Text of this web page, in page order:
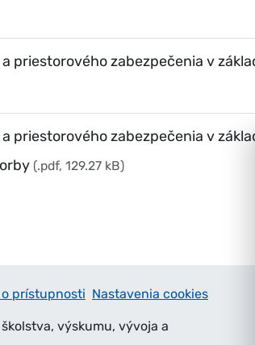
priestorového zabezpečenia v
priestorového zabezpečenia v
(.pdf, 129.27 kB)
prístupnosti Nastavenia cookies
výskumu, vývoja a